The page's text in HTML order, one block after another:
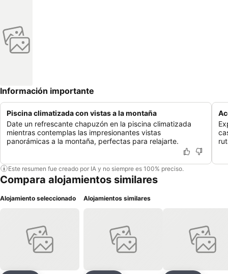
Información importante
Piscina climatizada con vistas a la montaña
Date un refrescante chapuzón en la piscina climatizada
mientras contemplas las impresionantes vistas
panorámicas a la montaña, perfectas para relajarte.
Este resumen fue creado por IA y no siempre es 100% preciso.
Compara alojamientos similares
Alojamiento seleccionado Alojamientos similares